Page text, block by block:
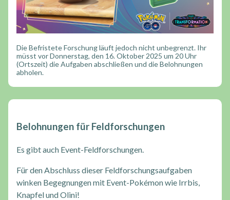
Die Befristete Forschung läuft jedoch nicht unbegrenzt. Ihr
müsst vor Donnerstag, den 16. Oktober 2025 um 20 Uhr
(Ortszeit) die Aufgaben abschließen und die Belohnungen
abholen.
Belohnungen für Feldforschungen
Es gibt auch Event-Feldforschungen.
Für den Abschluss dieser Feldforschungsaufgaben
winken Begegnungen mit Event-Pokémon wie Irrbis,
Knapfel und Olini!